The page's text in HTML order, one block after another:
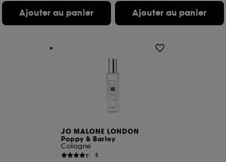
Ajouter au panier Ajouter au panier
JO MALONE LONDON
Poppy & Barley
Cologne
8